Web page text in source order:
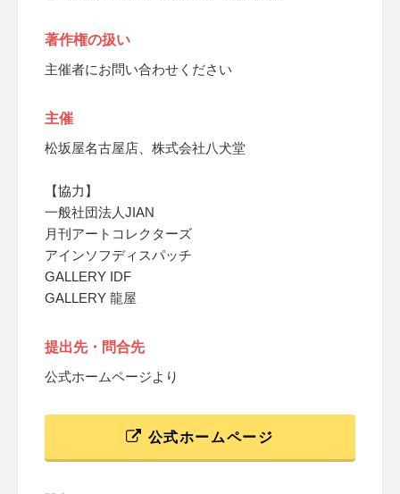
著作権の扱い
主催者にお問い合わせください
主催
松坂屋名古屋店、株式会社八犬堂
【協力】
一般社団法人JIAN
月刊アートコレクターズ
アインソフディスパッチ
GALLERY IDF
GALLERY 龍屋
提出先・問合先
公式ホームページより
公式ホームページ